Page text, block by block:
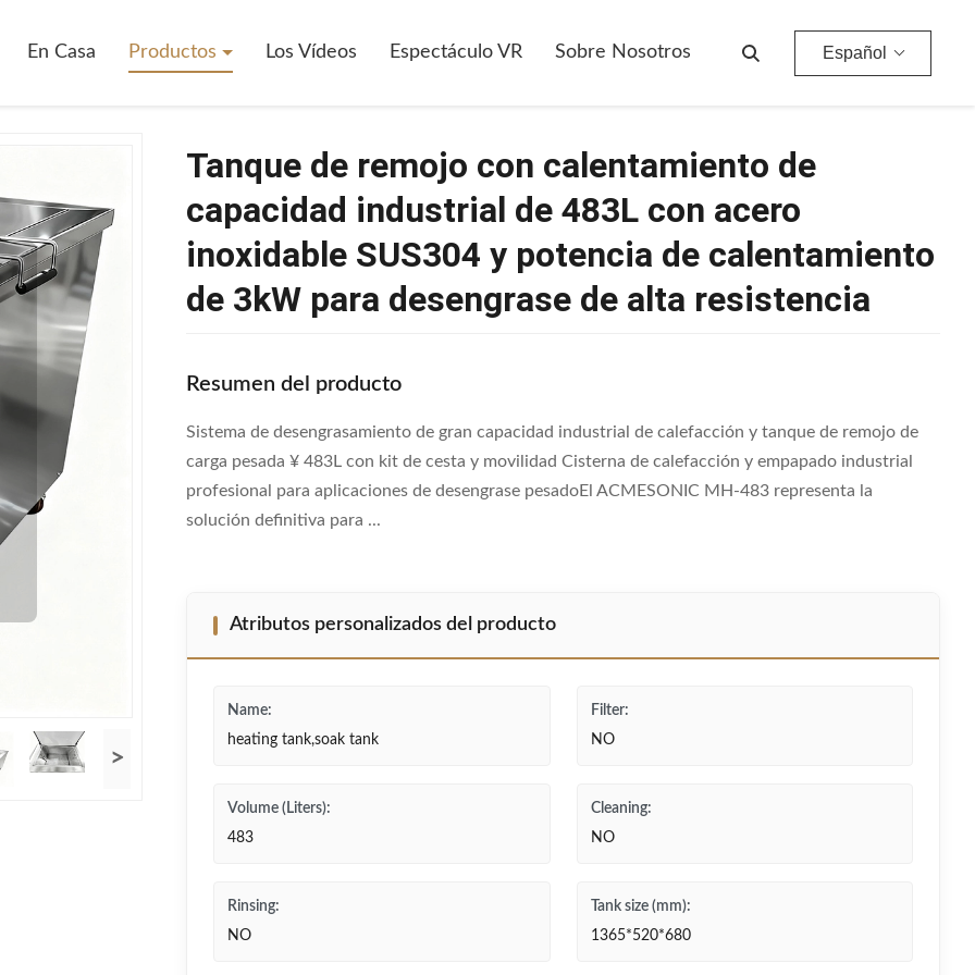
En Casa Productos Los Vídeos Espectáculo VR Sobre Nosotros Español
>
Tanque de remojo con calentamiento de
capacidad industrial de 483L con acero
inoxidable SUS304 y potencia de calentamiento
de 3kW para desengrase de alta resistencia
Resumen del producto
Sistema de desengrasamiento de gran capacidad industrial de calefacción y tanque de remojo de
carga pesada ¥ 483L con kit de cesta y movilidad Cisterna de calefacción y empapado industrial
profesional para aplicaciones de desengrase pesadoEl ACMESONIC MH-483 representa la
solución definitiva para ...
Atributos personalizados del producto
Name:
heating tank,soak tank
Filter:
NO
Volume (Liters):
483
Cleaning:
NO
Rinsing:
NO
Tank size (mm):
1365*520*680